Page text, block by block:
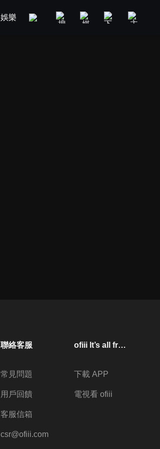
娛樂 美食旅遊 新聞政論
聯絡客服
常見問題
用戶回饋
客服信箱
csr@ofiii.com
ofiii lt’s all free
下載 APP
電視看 ofiii